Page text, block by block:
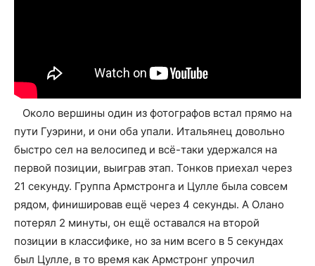
Около вершины один из фотографов встал прямо на
пути Гуэрини, и они оба упали. Итальянец довольно
быстро сел на велосипед и всё-таки удержался на
первой позиции, выиграв этап. Тонков приехал через
21 секунду. Группа Армстронга и Цулле была совсем
рядом, финишировав ещё через 4 секунды. А Олано
потерял 2 минуты, он ещё оставался на второй
позиции в классифике, но за ним всего в 5 секундах
был Цулле, в то время как Армстронг упрочил